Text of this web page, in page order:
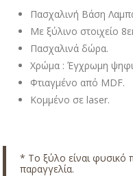
Πασχαλινή Βάση
Με ξύλινο στοιχείο
Πασχαλινά δώρα.
Χρώμα : Έγχρωμη
Φτιαγμένο από MDF.
Κομμένο σε laser.
* Το ξύλο είναι φυσικό
παραγγελία.